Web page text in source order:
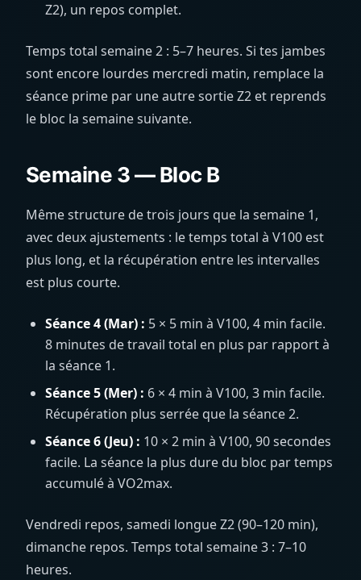
Z2), un repos complet.
Temps total semaine 2 : 5–7 heures. Si tes jambes
sont encore lourdes mercredi matin, remplace la
séance prime par une autre sortie Z2 et reprends
le bloc la semaine suivante.
Semaine 3 — Bloc B
Même structure de trois jours que la semaine 1,
avec deux ajustements : le temps total à V100 est
plus long, et la récupération entre les intervalles
est plus courte.
Séance 4 (Mar) : 5 × 5 min à V100, 4 min facile.
8 minutes de travail total en plus par rapport à
la séance 1.
Séance 5 (Mer) : 6 × 4 min à V100, 3 min facile.
Récupération plus serrée que la séance 2.
Séance 6 (Jeu) : 10 × 2 min à V100, 90 secondes
facile. La séance la plus dure du bloc par temps
accumulé à VO2max.
Vendredi repos, samedi longue Z2 (90–120 min),
dimanche repos. Temps total semaine 3 : 7–10
heures.